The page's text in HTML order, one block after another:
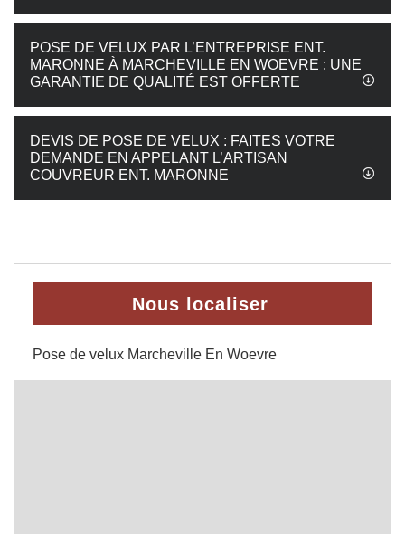
POSE DE VELUX PAR L’ENTREPRISE ENT.
MARONNE À MARCHEVILLE EN WOEVRE : UNE
GARANTIE DE QUALITÉ EST OFFERTE
DEVIS DE POSE DE VELUX : FAITES VOTRE
DEMANDE EN APPELANT L’ARTISAN
COUVREUR ENT. MARONNE
Nous localiser
Pose de velux Marcheville En Woevre